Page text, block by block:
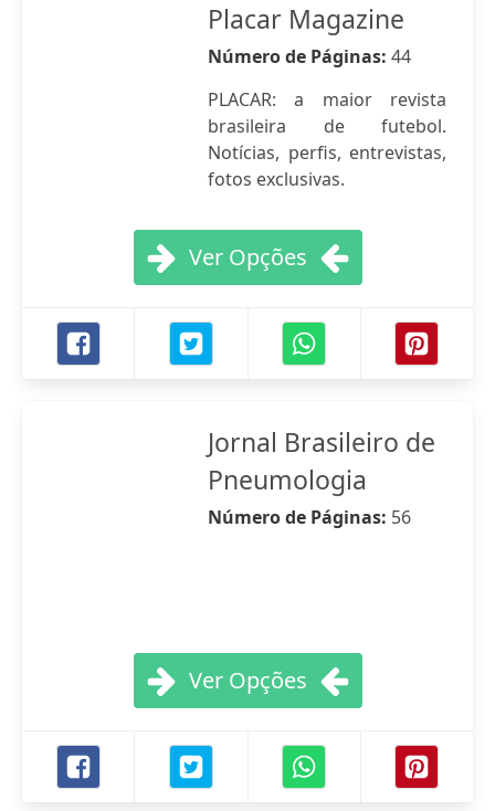
Placar Magazine
Número de Páginas: 44
PLACAR: a maior revista
brasileira de futebol.
Notícias, perfis, entrevistas,
fotos exclusivas.
Ver Opções
Jornal Brasileiro de
Pneumologia
Número de Páginas: 56
Ver Opções